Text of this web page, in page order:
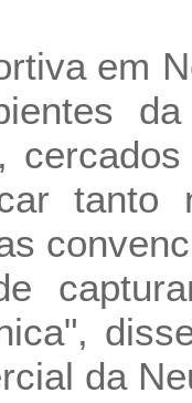
em
tanto
da